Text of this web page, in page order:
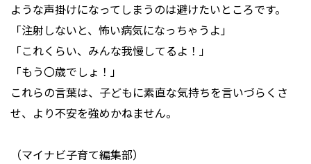
ような声掛けになってしまうのは避けたいところです。
「注射しないと、怖い病気になっちゃうよ」
「これくらい、みんな我慢してるよ！」
「もう〇歳でしょ！」
これらの言葉は、子どもに素直な気持ちを言いづらくさ
せ、より不安を強めかねません。
（マイナビ子育て編集部）